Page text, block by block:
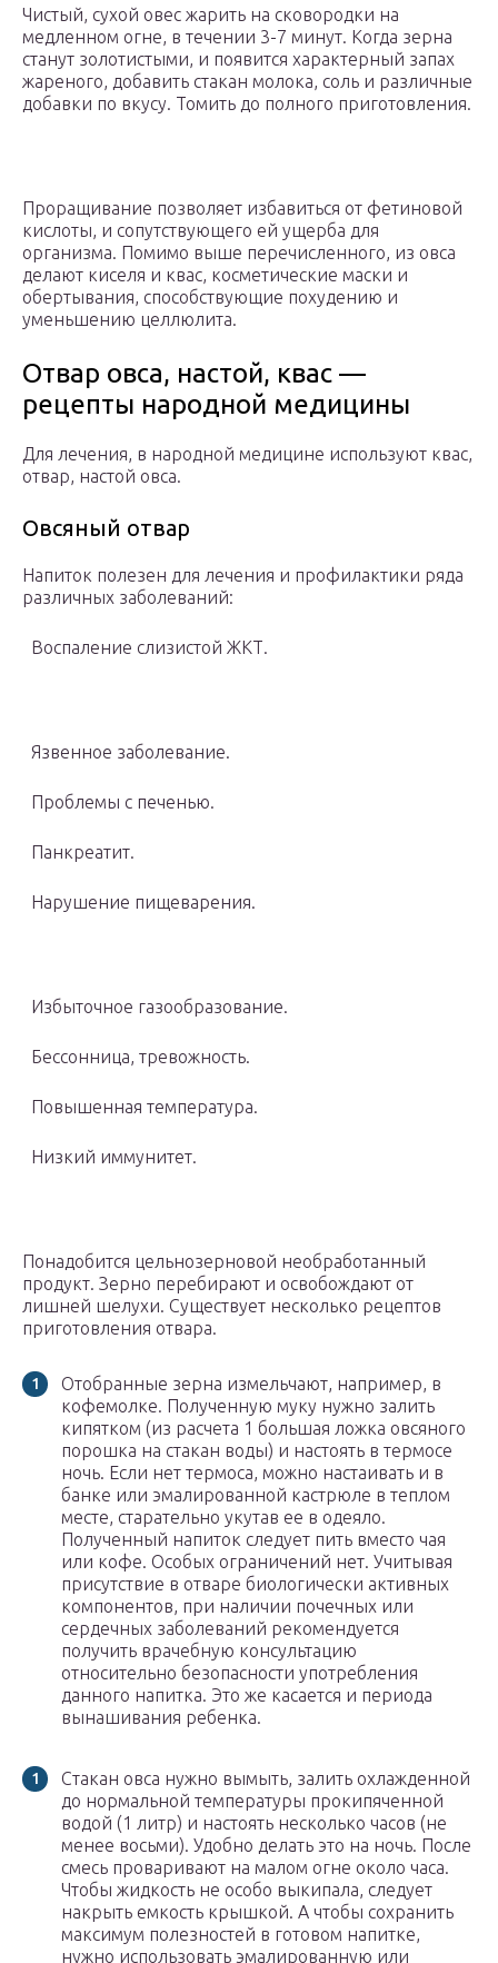
Чистый, сухой овес жарить на сковородки на
медленном огне, в течении 3-7 минут. Когда зерна
станут золотистыми, и появится характерный запах
жареного, добавить стакан молока, соль и различные
добавки по вкусу. Томить до полного приготовления.
Проращивание позволяет избавиться от фетиновой
кислоты, и сопутствующего ей ущерба для
организма. Помимо выше перечисленного, из овса
делают киселя и квас, косметические маски и
обертывания, способствующие похудению и
уменьшению целлюлита.
Отвар овса, настой, квас —
рецепты народной медицины
Для лечения, в народной медицине используют квас,
отвар, настой овса.
Овсяный отвар
Напиток полезен для лечения и профилактики ряда
различных заболеваний:
Воспаление слизистой ЖКТ.
Язвенное заболевание.
Проблемы с печенью.
Панкреатит.
Нарушение пищеварения.
Избыточное газообразование.
Бессонница, тревожность.
Повышенная температура.
Низкий иммунитет.
Понадобится цельнозерновой необработанный
продукт. Зерно перебирают и освобождают от
лишней шелухи. Существует несколько рецептов
приготовления отвара.
Отобранные зерна измельчают, например, в
кофемолке. Полученную муку нужно залить
кипятком (из расчета 1 большая ложка овсяного
порошка на стакан воды) и настоять в термосе
ночь. Если нет термоса, можно настаивать и в
банке или эмалированной кастрюле в теплом
месте, старательно укутав ее в одеяло.
Полученный напиток следует пить вместо чая
или кофе. Особых ограничений нет. Учитывая
присутствие в отваре биологически активных
компонентов, при наличии почечных или
сердечных заболеваний рекомендуется
получить врачебную консультацию
относительно безопасности употребления
данного напитка. Это же касается и периода
вынашивания ребенка.
Стакан овса нужно вымыть, залить охлажденной
до нормальной температуры прокипяченной
водой (1 литр) и настоять несколько часов (не
менее восьми). Удобно делать это на ночь. После
смесь проваривают на малом огне около часа.
Чтобы жидкость не особо выкипала, следует
накрыть емкость крышкой. А чтобы сохранить
максимум полезностей в готовом напитке,
нужно использовать эмалированную или